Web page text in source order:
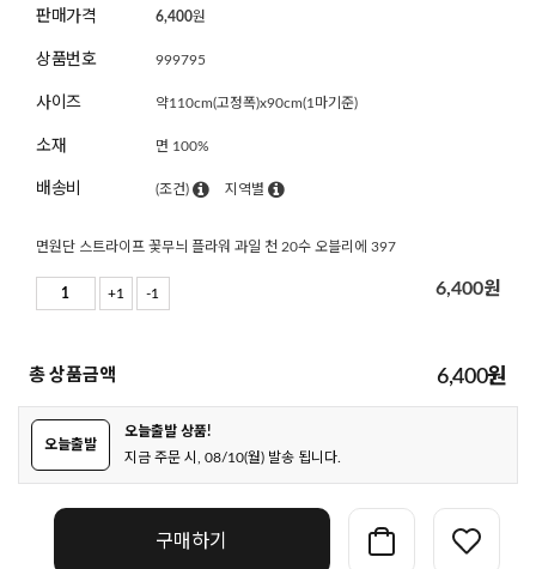
판매가격 6,400원
상품번호 999795
사이즈 약110cm(고정폭)x90cm(1마기준)
소재 면 100%
배송비 (조건) 지역별
면원단 스트라이프 꽃무늬 플라워 과일 천 20수 오블리에 397
+1 -1 6,400원
총 상품금액 6,400원
오늘출발
오늘출발 상품!
지금 주문 시, 08/10(월) 발송 됩니다.
구매하기